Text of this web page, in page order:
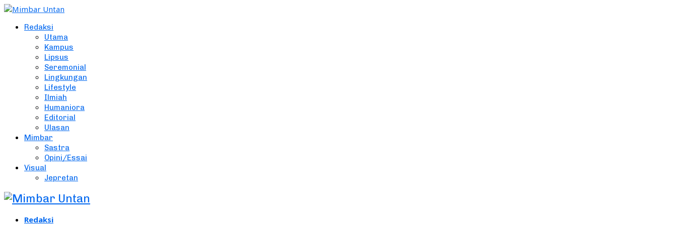
Redaksi
Utama
Kampus
Lipsus
Seremonial
Lingkungan
Lifestyle
Ilmiah
Humaniora
Editorial
Ulasan
Mimbar
Sastra
Opini/Essai
Visual
Jepretan
Redaksi